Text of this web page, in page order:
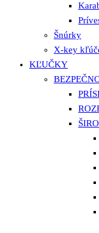
Šnúrky
X-key
KĽUČKY